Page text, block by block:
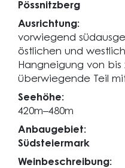
Pössnitzberg
Ausrichtung:
vorwiegend
östlichen und
Hangneigung von bis
überwiegende Teil
Seehöhe:
420m–480m
Anbaugebiet:
Südsteiermark
Weinbeschreibung: